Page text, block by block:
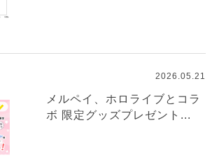
2026.05.21
メルペイ、ホロライブとコラ
ボ 限定グッズプレゼント...